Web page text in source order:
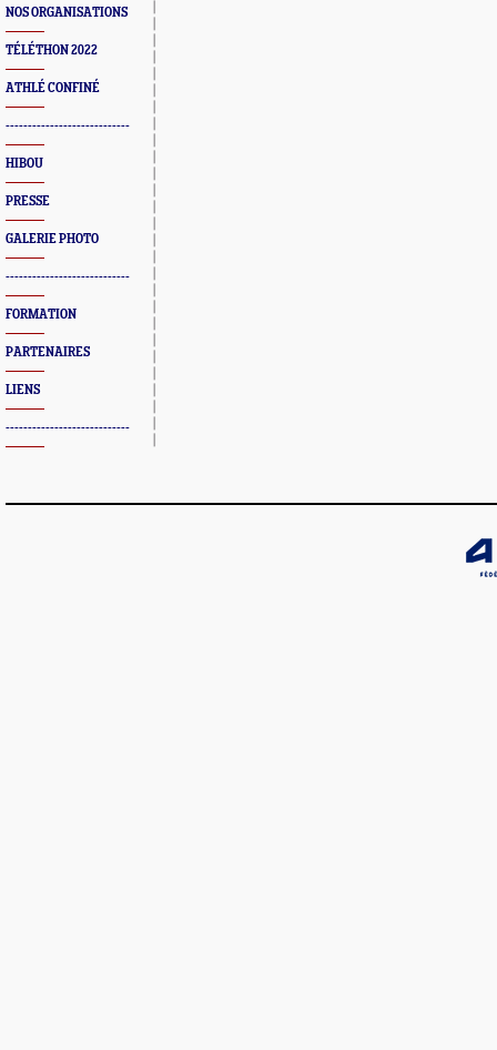
NOS ORGANISATIONS
TÉLÉTHON 2022
ATHLÉ CONFINÉ
----------------------------
HIBOU
PRESSE
GALERIE PHOTO
----------------------------
FORMATION
PARTENAIRES
LIENS
----------------------------